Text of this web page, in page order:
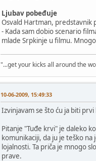
Ljubav pobeđuje
Osvald Hartman, predstavnik
- Kada sam dobio scenario
mlade Srpkinje u filmu.
"...get your kicks all around the
10-06-2009, 15:49:33
Izvinjavam se što ću ja biti
Pitanje "Tuđe krvi" je daleko
komunikaciji, da ju je teško
lojalnosti. Ta priča je mnogo
prave.